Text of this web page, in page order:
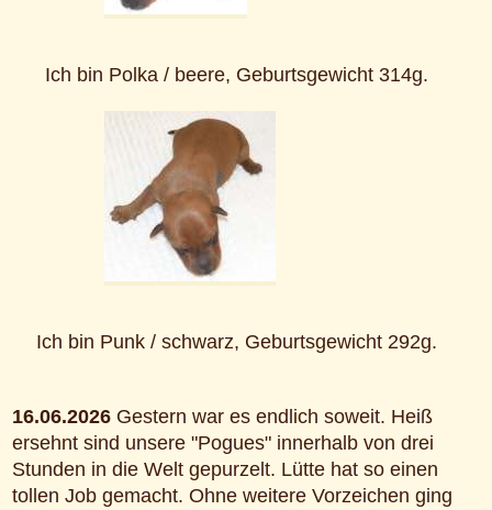
Ich bin Polka / beere, Geburtsgewicht 314g.
Ich bin Punk / schwarz, Geburtsgewicht 292g.
16.06.2026 Gestern war es endlich soweit. Heiß
ersehnt sind unsere "Pogues" innerhalb von drei
Stunden in die Welt gepurzelt. Lütte hat so einen
tollen Job gemacht. Ohne weitere Vorzeichen ging